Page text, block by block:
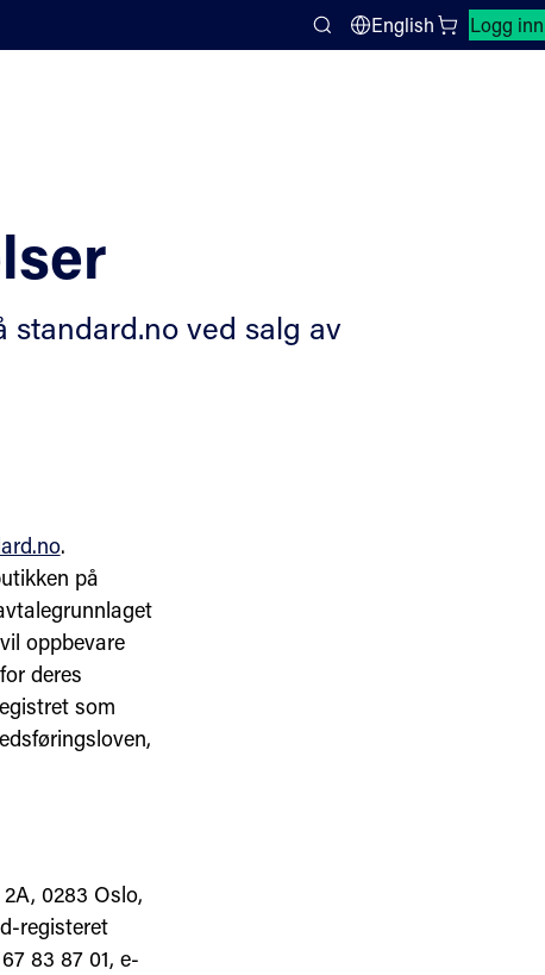
Search
English Logg inn
Lukk søkepanel
ved salg av
.
på
oppbevare
deres
som
0283 Oslo,
registeret
83 87 01, e-